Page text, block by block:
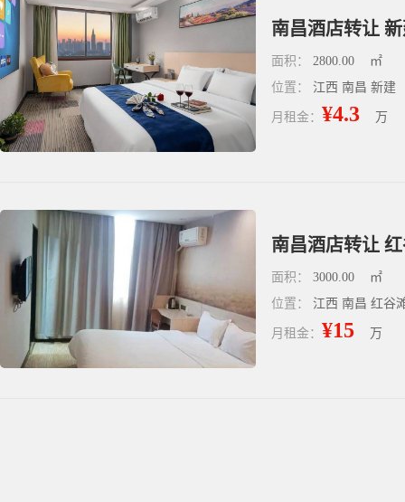
南昌酒店转让
面积： 2800.00
㎡
位置： 江西 南昌 新建
月租金： ¥4.3 万
南昌酒店转让
面积： 3000.00
㎡
位置： 江西 南昌 红谷
月租金： ¥15 万